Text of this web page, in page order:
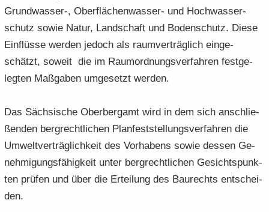
Grundwasser-​, Oberflächenwasser-​ und Hoch­was­ser­
schutz sowie Natur, Land­schaft und Bo­den­schutz. Diese
Ein­flüs­se wer­den je­doch als ra­um­ver­träg­lich ein­ge­
schätzt, so­weit die im Raum­ord­nungs­ver­fah­ren fest­ge­
leg­ten Maß­ga­ben um­ge­setzt wer­den.
Das Säch­si­sche Ober­berg­amt wird in dem sich an­schlie­
ßen­den berg­recht­li­chen Plan­fest­stel­lungs­ver­fah­ren die
Um­welt­ver­träg­lich­keit des Vor­ha­bens sowie des­sen Ge­
neh­mi­gungs­fä­hig­keit unter berg­recht­li­chen Ge­sichts­punk­
ten prü­fen und über die Er­tei­lung des Bau­rechts ent­schei­
den.